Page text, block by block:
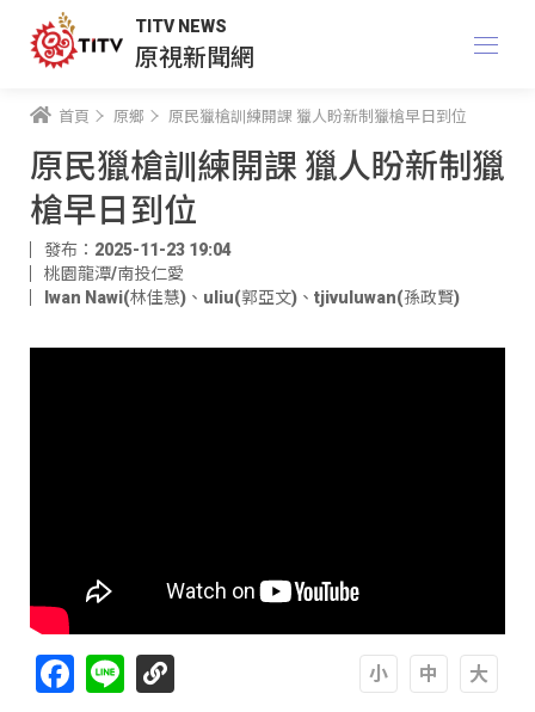
TITV NEWS
原視新聞網
首頁 原鄉 原民獵槍訓練開課 獵人盼新制獵槍早日到位
原民獵槍訓練開課 獵人盼新制獵
槍早日到位
發布：2025-11-23 19:04
桃園龍潭/南投仁愛
Iwan Nawi(林佳慧) 、 uliu(郭亞文) 、 tjivuluwan(孫政賢)
Facebook
Line